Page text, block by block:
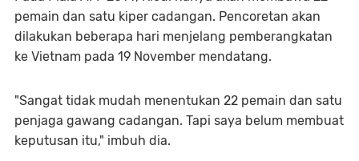
pemain dan satu kiper cadangan. Pencoretan akan
dilakukan beberapa hari menjelang pemberangkatan
ke Vietnam pada 19 November mendatang.
"Sangat tidak mudah menentukan 22 pemain dan satu
penjaga gawang cadangan. Tapi saya belum membuat
keputusan itu," imbuh dia.